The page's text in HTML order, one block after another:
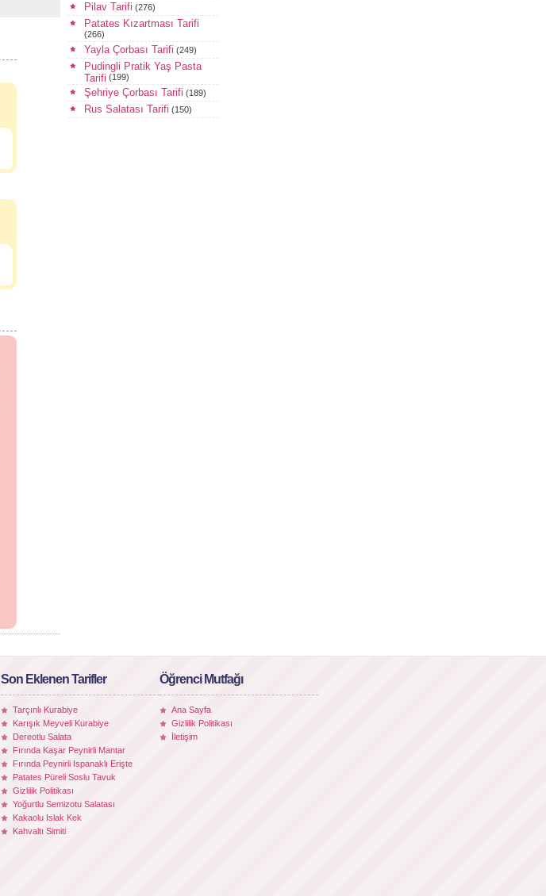
Pilav Tarifi (276)
Patates Kızartması Tarifi
(266)
Yayla Çorbası Tarifi (249)
Pudingli Pratik Yaş Pasta
Tarifi (199)
Şehriye Çorbası Tarifi (189)
Rus Salatası Tarifi (150)
Son Eklenen Tarifler
Tarçınlı Kurabiye
Karışık Meyveli Kurabiye
Dereotlu Salata
Fırında Kaşar Peynirli Mantar
Fırında Peynirli Ispanaklı Erişte
Patates Püreli Soslu Tavuk
Gizlilik Politikası
Yoğurtlu Semizotu Salatası
Kakaolu Islak Kek
Kahvaltı Simiti
Öğrenci Mutfağı
Ana Sayfa
Gizlilik Politikası
İletişim